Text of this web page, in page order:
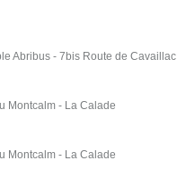
Abribus - 7bis Route de Cavaillac
Montcalm - La Calade
Montcalm - La Calade